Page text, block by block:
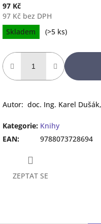
97 Kč
97 Kč bez DPH
Měrná
cena:
Skladem (>5 ks)
Autor: doc. Ing. Karel
Kategorie: Knihy
EAN: 9788073728694
ZEPTAT SE